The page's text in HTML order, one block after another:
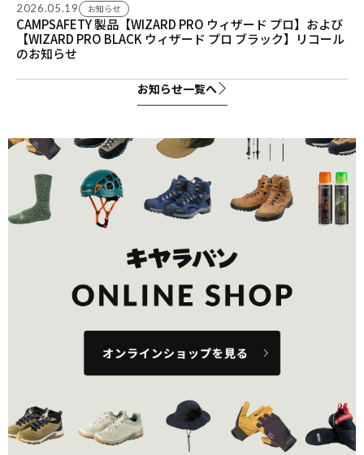
2026.05.19 お知らせ
CAMPSAFETY 製品【WIZARD PRO ウィザード プロ】および
【WIZARD PRO BLACK ウィザード プロ ブラック】リコール
のお知らせ
お知らせ一覧へ